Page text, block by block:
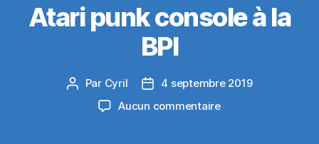
Atari punk console à la
BPI
Auteur
l’article
Par Cyril
Date4 septembre 2019
Aucun commentairesur